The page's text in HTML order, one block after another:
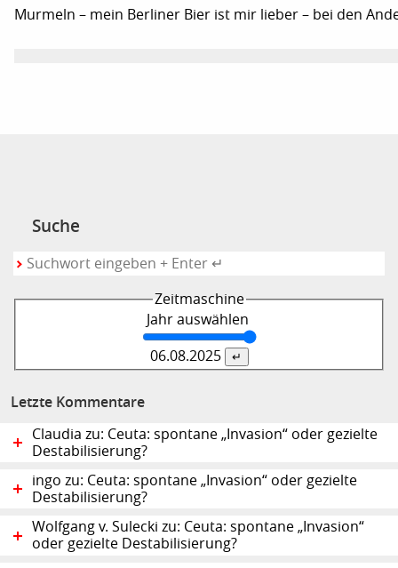
Murmeln – mein Berliner Bier ist mir lieber – bei den
Suche
Zeitmaschine
Jahr auswählen
06.08.2025
Letzte Kommentare
Claudia zu: Ceuta: spontane „Invasion“ oder gezielte
Destabilisierung?
ingo zu: Ceuta: spontane „Invasion“ oder gezielte
Destabilisierung?
Wolfgang v. Sulecki zu: Ceuta: spontane „Invasion“
oder gezielte Destabilisierung?